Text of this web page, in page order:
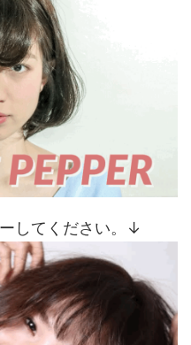
してください。↓